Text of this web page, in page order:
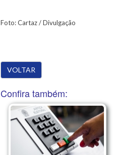
Foto: Cartaz / Divulgação
VOLTAR
Confira também: